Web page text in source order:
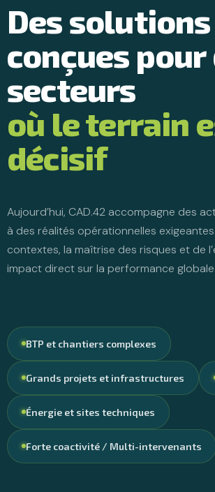
Des solutions
conçues pour
secteurs
où le terrain
décisif
Aujourd’hui, CAD.42 accompagne des
à des réalités opérationnelles
contextes, la maîtrise des risques et de
impact direct sur la performance globale.
BTP et chantiers complexes
Grands projets et infrastructures
Énergie et sites techniques
Forte coactivité / Multi-intervenants